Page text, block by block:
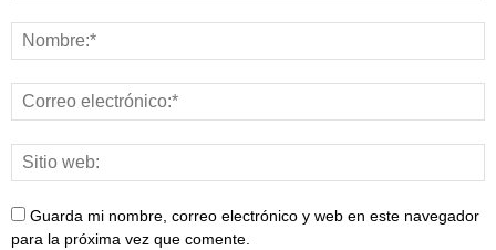
Guarda mi nombre, correo electrónico y web en este navegador
para la próxima vez que comente.